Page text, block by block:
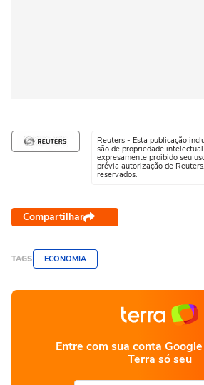
Reuters - Esta publicação
são de propriedade
expresamente proibido seu
prévia autorização de
reservados.
Compartilhar
TAGS ECONOMIA
Entre com sua conta
Terra só seu